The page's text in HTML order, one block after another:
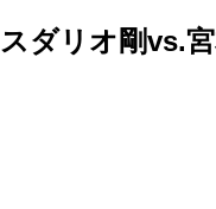
ダリオ剛vs.